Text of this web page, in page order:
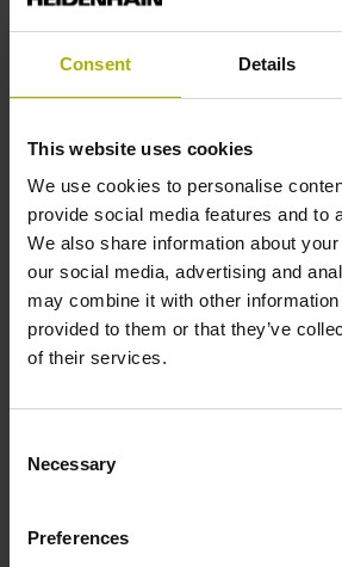
Consent Details
This website uses cookies
We use cookies to personalise
provide social media features and to
We also share information about
our social media, advertising and
may combine it with other information
provided to them or that they’ve
of their services.
Selection
Necessary
Preferences
Onderwerp*
Ik bevestig dat ik de
Om uw verzoek te kunnen
en verwerkt DR. JOHANNES